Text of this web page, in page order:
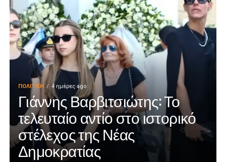
ΠΟΛΙΤΙΚΉ 4 ημέρες ago
Γιάννης Βαρβιτσιώτης: Το
τελευταίο αντίο στο ιστορικό
στέλεχος της Νέας
Δημοκρατίας